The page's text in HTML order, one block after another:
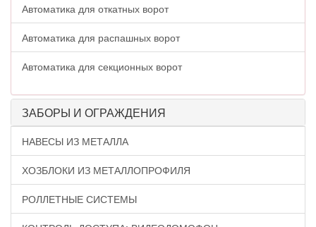
Автоматика для откатных ворот
Автоматика для распашных ворот
Автоматика для секционных ворот
ЗАБОРЫ И ОГРАЖДЕНИЯ
НАВЕСЫ ИЗ МЕТАЛЛА
ХОЗБЛОКИ ИЗ МЕТАЛЛОПРОФИЛЯ
РОЛЛЕТНЫЕ СИСТЕМЫ